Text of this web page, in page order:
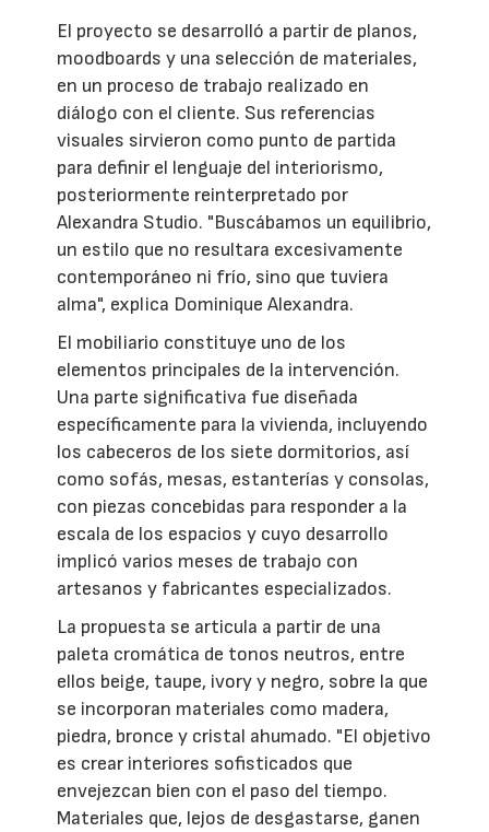
El proyecto se desarrolló a partir de planos,
moodboards y una selección de materiales,
en un proceso de trabajo realizado en
diálogo con el cliente. Sus referencias
visuales sirvieron como punto de partida
para definir el lenguaje del interiorismo,
posteriormente reinterpretado por
Alexandra Studio. "Buscábamos un equilibrio,
un estilo que no resultara excesivamente
contemporáneo ni frío, sino que tuviera
alma", explica Dominique Alexandra.
El mobiliario constituye uno de los
elementos principales de la intervención.
Una parte significativa fue diseñada
específicamente para la vivienda, incluyendo
los cabeceros de los siete dormitorios, así
como sofás, mesas, estanterías y consolas,
con piezas concebidas para responder a la
escala de los espacios y cuyo desarrollo
implicó varios meses de trabajo con
artesanos y fabricantes especializados.
La propuesta se articula a partir de una
paleta cromática de tonos neutros, entre
ellos beige, taupe, ivory y negro, sobre la que
se incorporan materiales como madera,
piedra, bronce y cristal ahumado. "El objetivo
es crear interiores sofisticados que
envejezcan bien con el paso del tiempo.
Materiales que, lejos de desgastarse, ganen